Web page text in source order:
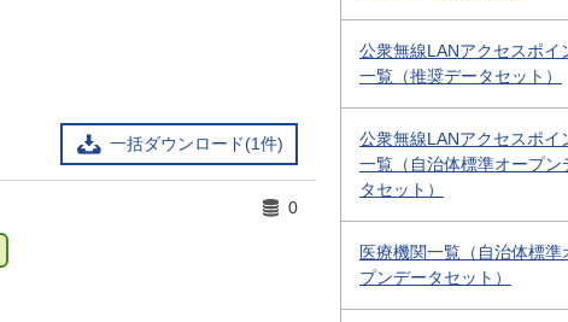
一括ダウンロード(1件)
0
公衆無線LANアクセスポイ
一覧（推奨データセット）
公衆無線LANアクセスポイ
一覧（自治体標準オープン
タセット）
医療機関一覧（自治体標準
プンデータセット）